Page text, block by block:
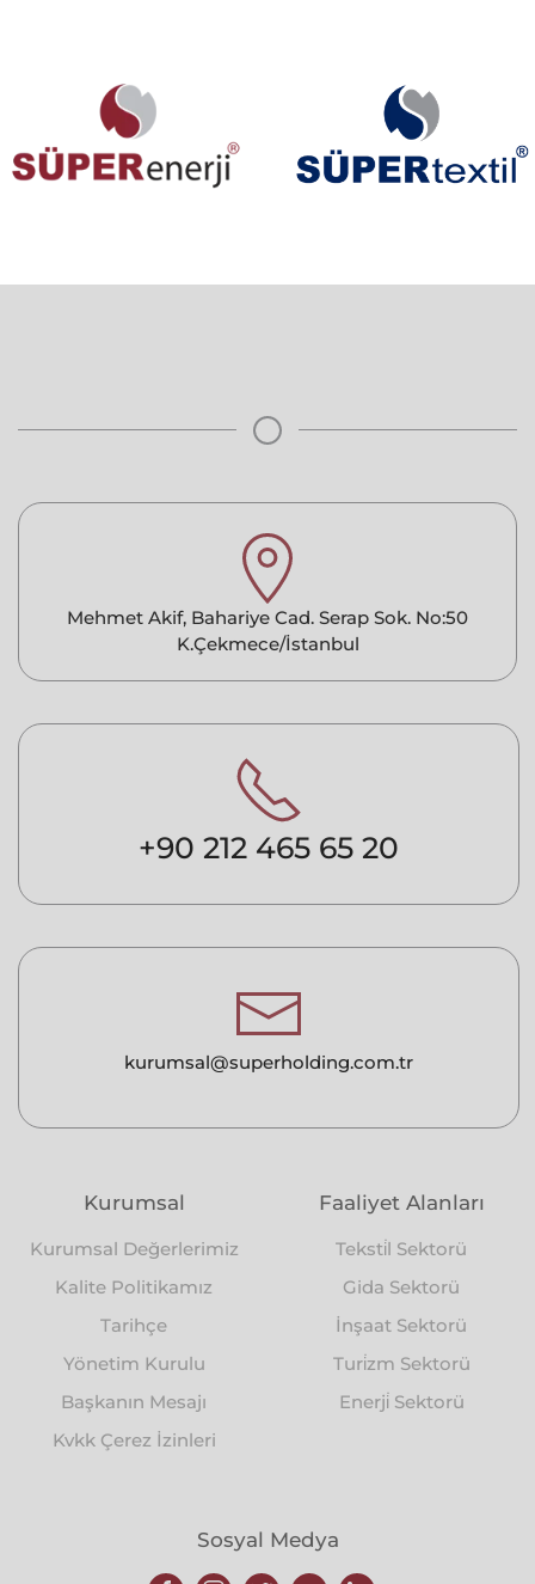
Mehmet Akif, Bahariye Cad. Serap Sok. No:50
K.Çekmece/İstanbul
+90 212 465 65 20
kurumsal@superholding.com.tr
Kurumsal
Kurumsal Değerlerimiz
Kalite Politikamız
Tarihçe
Yönetim Kurulu
Başkanın Mesajı
Kvkk Çerez İzinleri
Faaliyet Alanları
Teksti̇l Sektorü
Gida Sektorü
İnşaat Sektorü
Turi̇zm Sektorü
Enerji̇ Sektorü
Sosyal Medya